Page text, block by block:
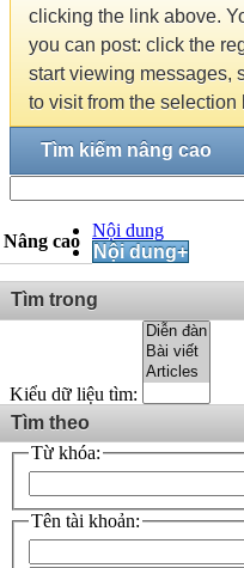
clicking the link above.
you can post: click the
start viewing messages,
to visit from the selection
Tìm kiếm nâng cao
Nâng cao
Nội dung
Nội dung+
Tìm trong
Kiểu dữ liệu tìm:
Tìm theo
Từ khóa:
Tên tài khoản: